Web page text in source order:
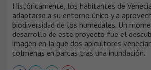
Históricamente, los habitantes de
adaptarse a su entorno único y a
biodiversidad de los humedales. Un
desarrollo de este proyecto fue el
imagen en la que dos apicultores
colmenas en barcas tras una inundación.